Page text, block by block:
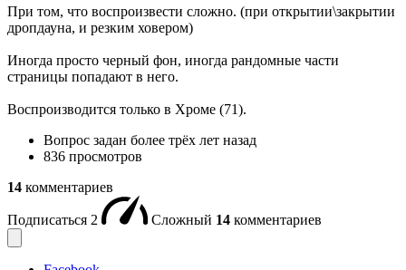
При том, что воспроизвести сложно. (при открытии\закрытии
дропдауна, и резким ховером)
Иногда просто черный фон, иногда рандомные части
страницы попадают в него.
Воспроизводится только в Хроме (71).
Вопрос задан более трёх лет назад
836 просмотров
14 комментариев
Подписаться 2 Сложный 14 комментариев